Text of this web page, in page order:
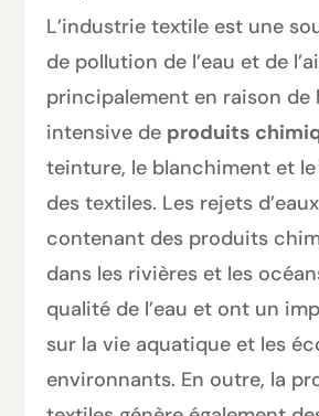
L’industrie textile est une
de pollution de l’eau et de
principalement en raison de
intensive de produits
teinture, le blanchiment et
des textiles. Les rejets
contenant des produits
dans les rivières et les
qualité de l’eau et ont un
sur la vie aquatique et les
environnants. En outre, la